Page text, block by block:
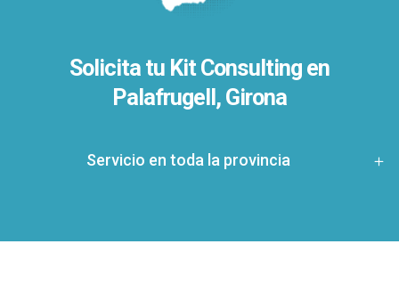
Solicita tu Kit Consulting en
Palafrugell, Girona
Servicio en toda la provincia